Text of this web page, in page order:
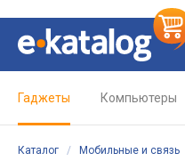
Гаджеты Компьютеры
Каталог / Мобильные и связь